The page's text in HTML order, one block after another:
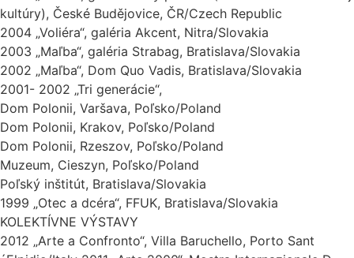
kultúry), České Budějovice, ČR/Czech Republic
2004 „Voliéra“, galéria Akcent, Nitra/Slovakia
2003 „Maľba“, galéria Strabag, Bratislava/Slovakia
2002 „Maľba“, Dom Quo Vadis, Bratislava/Slovakia
2001- 2002 „Tri generácie“,
Dom Polonii, Varšava, Poľsko/Poland
Dom Polonii, Krakov, Poľsko/Poland
Dom Polonii, Rzeszov, Poľsko/Poland
Muzeum, Cieszyn, Poľsko/Poland
Poľský inštitút, Bratislava/Slovakia
1999 „Otec a dcéra“, FFUK, Bratislava/Slovakia
KOLEKTÍVNE VÝSTAVY
2012 „Arte a Confronto“, Villa Baruchello, Porto Sant